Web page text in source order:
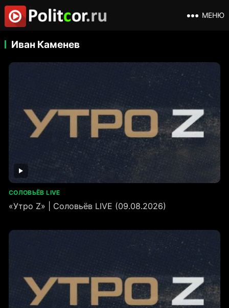
МЕНЮ
Иван Каменев
СОЛОВЬЁВ LIVE
«Утро Z» | Соловьёв LIVE (09.08.2026)